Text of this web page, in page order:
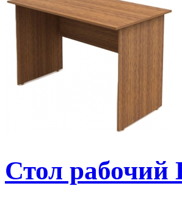
Стол